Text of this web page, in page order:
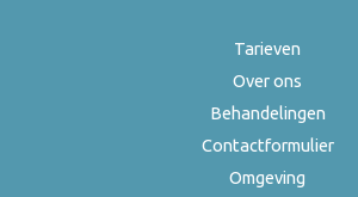
Tarieven
Over ons
Behandelingen
Contactformulier
Omgeving